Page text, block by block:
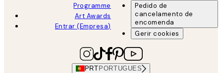
Programme
Art Awards
Entrar (Empresa)
Pedido de
cancelamento de
encomenda
Gerir cookies
PRT PORTUGUES